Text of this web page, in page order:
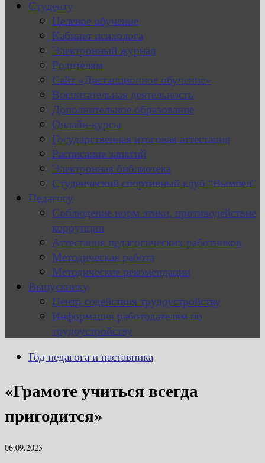
Студенту
Целевое обучение
Кабинет психолога
Электронный журнал
Родителям
Сайт «Дистанционное обучение»
Воспитательная деятельность
Дополнительное образование
Онлайн-курсы
Государственная итоговая аттестация
Расписание занятий
Электронная библиотека
Студенческий спортивный клуб “Вымпел”
Педагогу
Соблюдение норм этики, противодействие
коррупции
Аттестация педагогических работников
Методическая работа
Методические рекомендации
Выпускнику
Центр содействия трудоустройству
Информация работодателям по
трудоустройству
Год педагога и наставника
«Грамоте учиться всегда
пригодится»
06.09.2023